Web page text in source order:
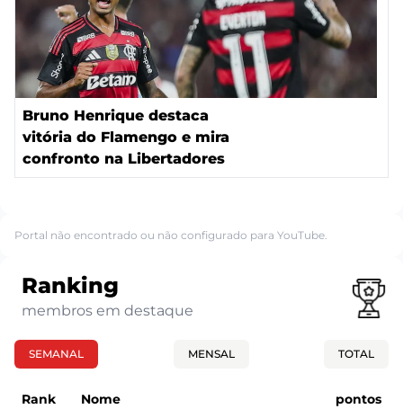
Bruno Henrique destaca
vitória do Flamengo e mira
confronto na Libertadores
Portal não encontrado ou não configurado para YouTube.
Ranking
membros em destaque
SEMANAL MENSAL TOTAL
Rank Nome pontos